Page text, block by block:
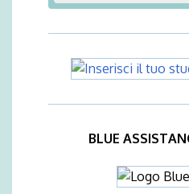
BLUE